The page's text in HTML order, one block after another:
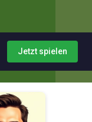
Jetzt spielen